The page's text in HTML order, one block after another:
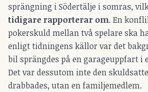
sprängning i Södertälje i somras,
tidigare rapporterar om. En
pokerskuld mellan två spelare ska
enligt tidningens källor var det
bil sprängdes på en garageuppfart i
Det var dessutom inte den
drabbades, utan en familjemedlem.